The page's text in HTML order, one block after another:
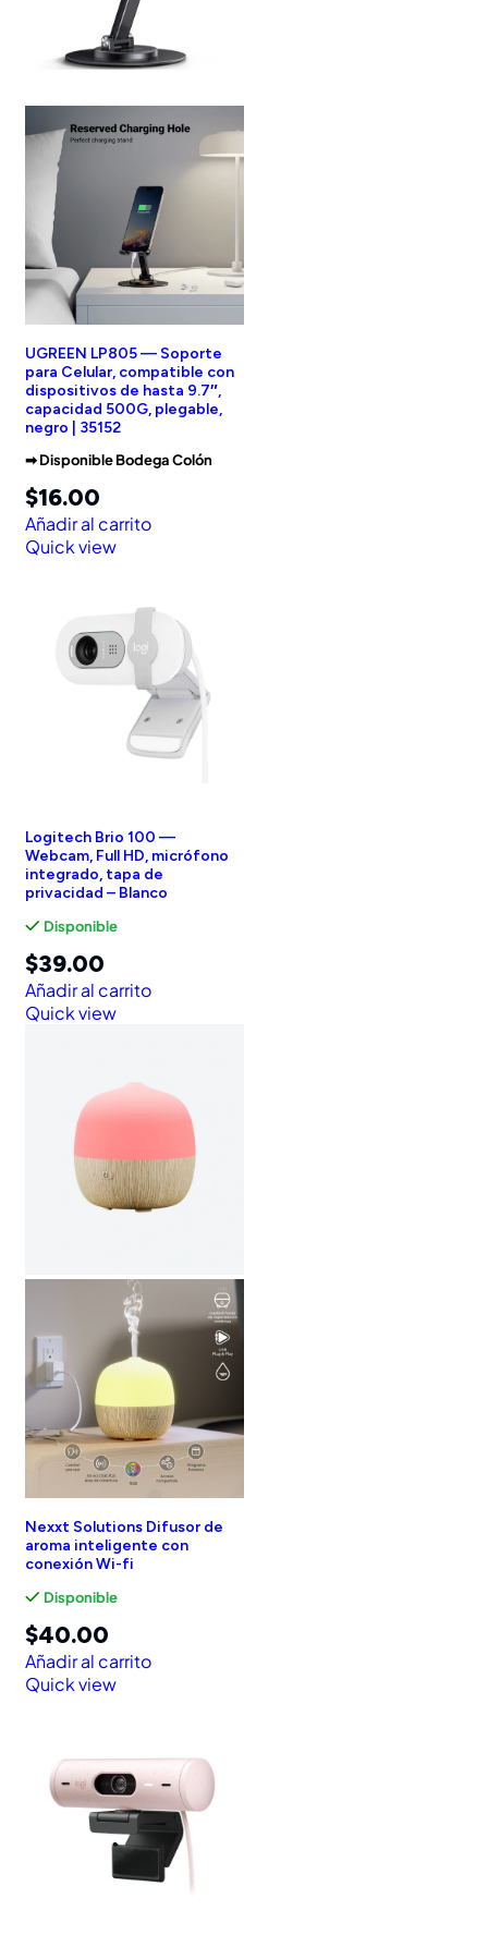
UGREEN LP805 — Soporte
para Celular, compatible con
dispositivos de hasta 9.7″,
capacidad 500G, plegable,
negro | 35152
➡︎ Disponible Bodega Colón
$16.00
Añadir al carrito
Quick view
Logitech Brio 100 —
Webcam, Full HD, micrófono
integrado, tapa de
privacidad – Blanco
Disponible
$39.00
Añadir al carrito
Quick view
Nexxt Solutions Difusor de
aroma inteligente con
conexión Wi-fi
Disponible
$40.00
Añadir al carrito
Quick view